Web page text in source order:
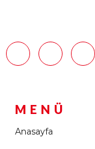
MENÜ
Anasayfa